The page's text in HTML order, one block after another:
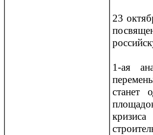
23
1-ая
станет